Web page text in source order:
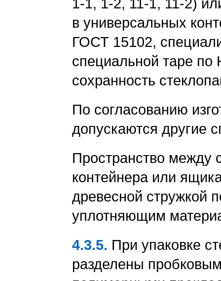
в универсальных
ГОСТ 15102,
специальной таре
сохранность
По согласованию
допускаются другие
Пространство между
контейнера или
древесной стружкой
уплотняющим
4.3.5. При упаковке
разделены